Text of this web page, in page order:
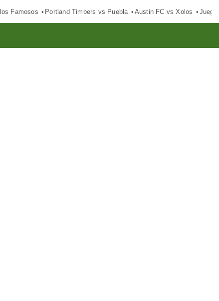
Famosos Portland Timbers vs Puebla Austin FC vs Xolos